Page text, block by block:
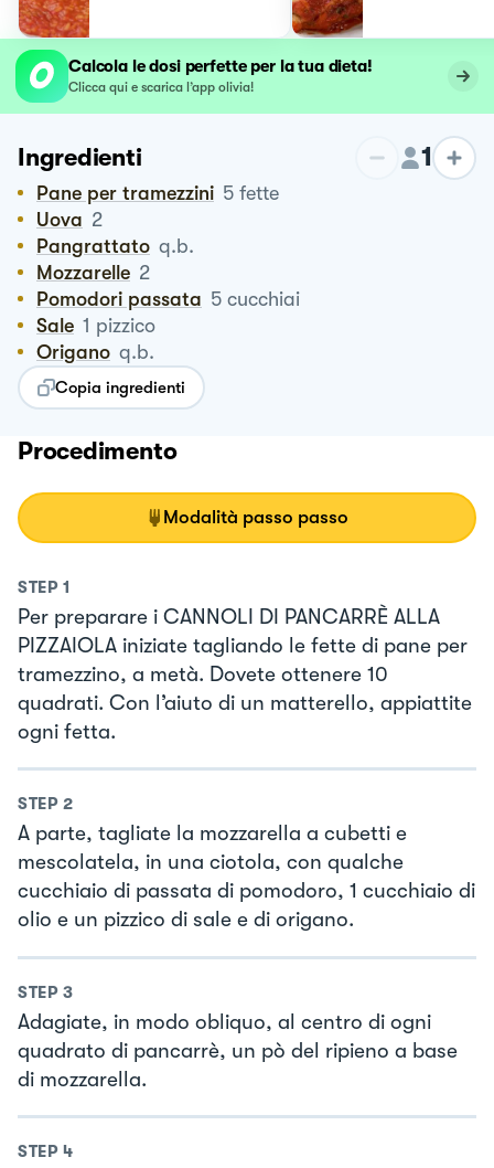
Calcola le dosi perfette per la tua dieta!
Clicca qui e scarica l’app olivia!
Ingredienti 1
Pane per tramezzini 5 fette
Uova 2
Pangrattato q.b.
Mozzarelle 2
Pomodori passata 5 cucchiai
Sale 1 pizzico
Origano q.b.
Copia ingredienti
Procedimento
Modalità passo passo
STEP 1
Per preparare i CANNOLI DI PANCARRÈ ALLA
PIZZAIOLA iniziate tagliando le fette di pane per
tramezzino, a metà. Dovete ottenere 10
quadrati. Con l’aiuto di un matterello, appiattite
ogni fetta.
STEP 2
A parte, tagliate la mozzarella a cubetti e
mescolatela, in una ciotola, con qualche
cucchiaio di passata di pomodoro, 1 cucchiaio di
olio e un pizzico di sale e di origano.
STEP 3
Adagiate, in modo obliquo, al centro di ogni
quadrato di pancarrè, un pò del ripieno a base
di mozzarella.
STEP 4